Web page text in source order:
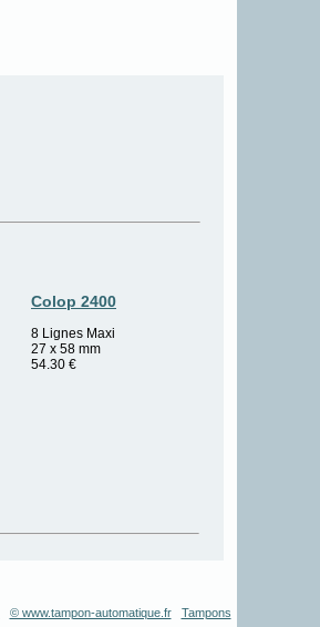
Colop 2400
8 Lignes Maxi
27 x 58 mm
54.30 €
© www.tampon-automatique.fr
Tampons